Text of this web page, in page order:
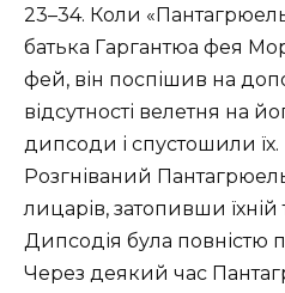
23–34. Коли
батька Гаргантюа фея
фей, він поспішив на
відсутності велетня на
дипсоди і спустошили їх.
Розгніваний
лицарів, затопивши
Дипсодія була повністю
Через деякий час